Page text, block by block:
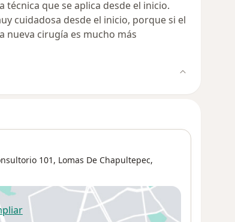
a
esto es
de las
a
o
puede
en
una
del
trata de
paciente
que se aplica desde el inicio.
cuidadosa desde el inicio, porque si el
nueva cirugía es mucho más
101, Lomas De Chapultepec,
se abre en una nueva pestaña